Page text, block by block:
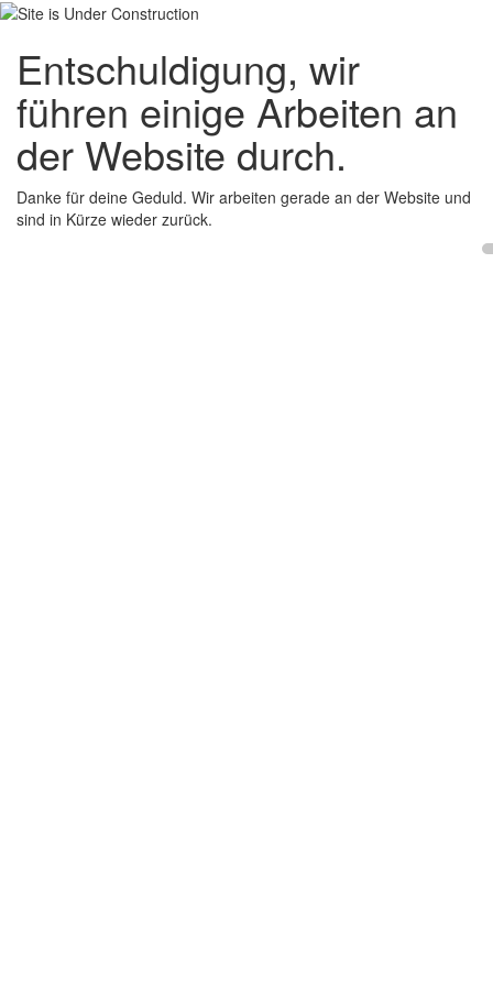
Entschuldigung, wir
führen einige Arbeiten an
der Website durch.
Danke für deine Geduld. Wir arbeiten gerade an der Website und
sind in Kürze wieder zurück.